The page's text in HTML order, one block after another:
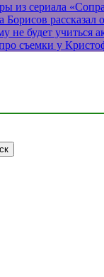
из сериала
рассказал
не будет учиться
съемки у